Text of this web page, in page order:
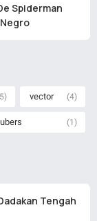
Spiderman
vector (4)
(1)
Tengah